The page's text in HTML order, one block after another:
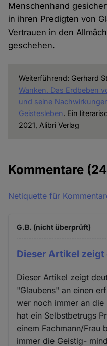
Menschenhand
in ihren Predigten von
Vertrauen in den
geschehen.
Weiterführend: Gerhard
Wanken. Das Erdbeben
und seine
Geistesleben. Ein
2021, Alibri Verlag
Kommentare
Netiquette für
G.B. (nicht überprüft)
Dieser Artikel
Dieser Artikel zeigt
"Glaubens" an einen
wer noch immer an
hat ein Selbstbetrugs
einem Fachmann/Frau
immer die Geistig-